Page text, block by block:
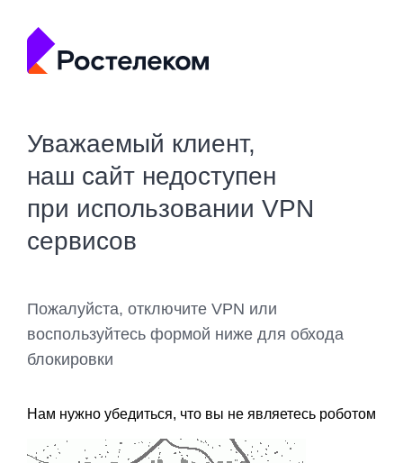
Уважаемый клиент,
наш сайт недоступен
при использовании VPN
сервисов
Пожалуйста, отключите VPN или
воспользуйтесь формой ниже для обхода
блокировки
Нам нужно убедиться, что вы не являетесь роботом